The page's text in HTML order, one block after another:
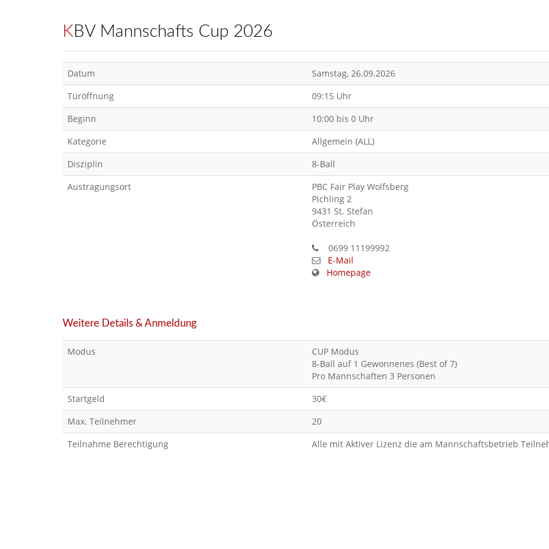
KBV Mannschafts Cup 2026
Datum
Samstag, 26.09.2026
Türöffnung
09:15 Uhr
Beginn
10:00 bis 0 Uhr
Kategorie
Allgemein (ALL)
Disziplin
8-Ball
Austragungsort
PBC Fair Play Wolfsberg
Pichling 2
9431 St. Stefan
Österreich
0699 11199992
E-Mail
Homepage
Weitere Details & Anmeldung
Modus
CUP Modus
8-Ball auf 1 Gewonnenes (Best of 7)
Pro Mannschaften 3 Personen
Startgeld
30€
Max. Teilnehmer
20
Teilnahme Berechtigung
Alle mit Aktiver Lizenz die am Mannschaftsbetrieb